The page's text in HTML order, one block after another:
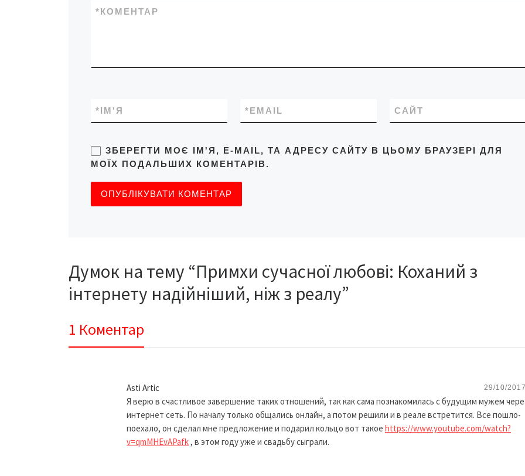
КОМЕНТАР
*
ІМ'Я
* EMAIL
* САЙТ
ЗБЕРЕГТИ МОЄ ІМ'Я, E-MAIL, ТА АДРЕСУ САЙТУ В ЦЬОМУ БРАУЗЕРІ ДЛЯ
МОЇХ ПОДАЛЬШИХ КОМЕНТАРІВ.
Думок на тему “Примхи сучасної любові: Коханий з
інтернету надійніший, ніж з реалу”
1 Коментар
Asti Artic 29/10/
Я верю в счастливое завершение таких отношений, так как сама познакомилась с будущим мужем
интернет сеть. По началу только общались онлайн, а потом решили и в реале встретится. Все пошло-
поехало, он сделал мне предложение и подарил кольцо вот такое https://www.youtube.com/watch?
v=qmMHEvAPafk, в этом году уже и свадьбу сыграли.